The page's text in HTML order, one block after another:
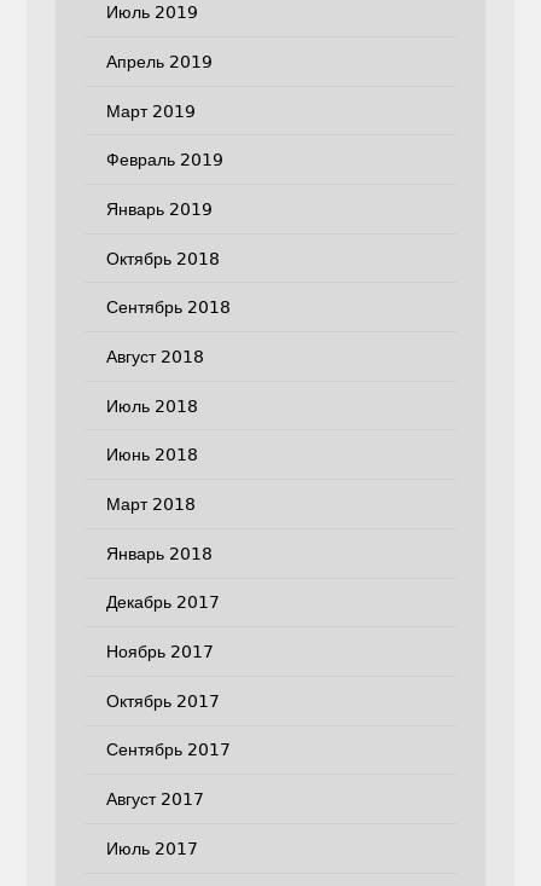
Июль 2019
Апрель 2019
Март 2019
Февраль 2019
Январь 2019
Октябрь 2018
Сентябрь 2018
Август 2018
Июль 2018
Июнь 2018
Март 2018
Январь 2018
Декабрь 2017
Ноябрь 2017
Октябрь 2017
Сентябрь 2017
Август 2017
Июль 2017